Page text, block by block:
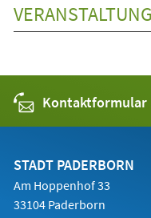
Kontaktformular
STADT PADERBORN
Am Hoppenhof 33
33104 Paderborn